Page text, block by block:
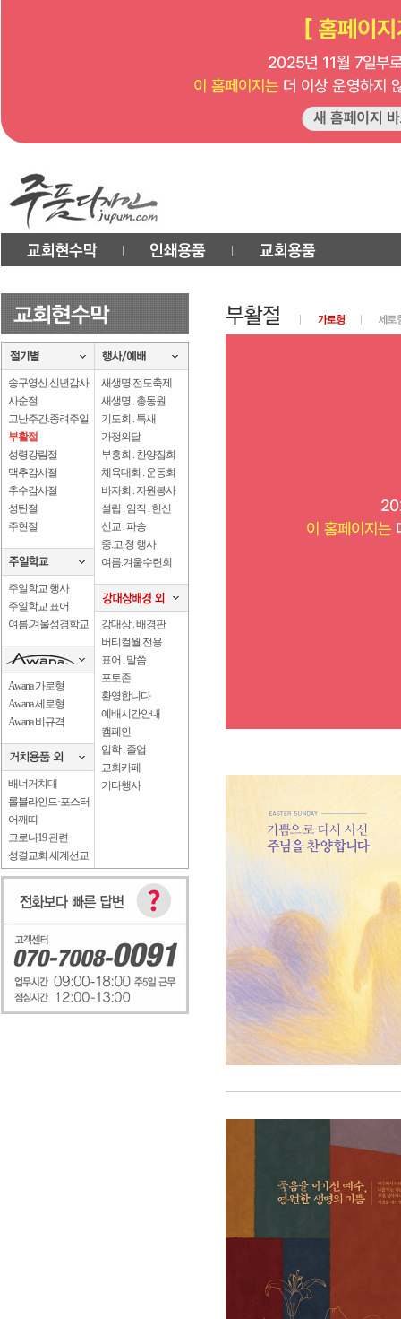
송구영신.신년감사
사순절
고난주간.종려주일
부활절
성령강림절
맥추감사절
추수감사절
성탄절
주현절
주일학교 행사
주일학교 표어
여름.겨울성경학교
Awana 가로형
Awana 세로형
Awana 비규격
배너거치대
롤블라인드·포스터
어깨띠
코로나19 관련
성결교회 세계선교
새생명 전도축제
새생명 . 총동원
기도회 . 특새
가정의달
부흥회 . 찬양집회
체육대회 . 운동회
바자회 . 자원봉사
설립 . 임직 . 헌신
선교 . 파송
중.고.청 행사
여름.겨울수련회
강대상 . 배경판
버티컬월 전용
표어 . 말씀
포토존
환영합니다
예배시간안내
캠페인
입학 . 졸업
교회카페
기타행사